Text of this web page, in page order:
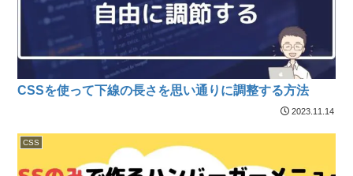
CSSを使って下線の長さを思い通りに調整する方法
2023.11.14
CSS